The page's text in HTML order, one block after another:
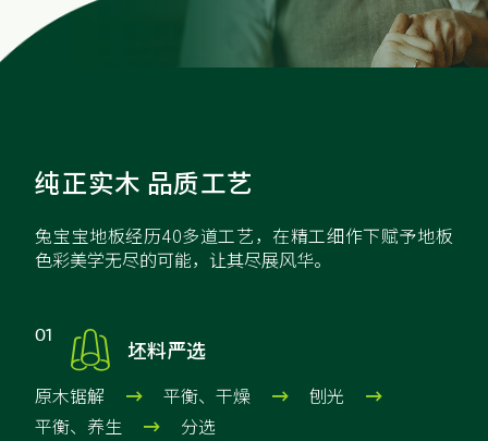
纯正实木 品质工艺
兔宝宝地板经历40多道工艺，在精工细作下赋予地板
色彩美学无尽的可能，让其尽展风华。
01  坯料严选
原木锯解  平衡、干燥  刨光 
平衡、养生  分选